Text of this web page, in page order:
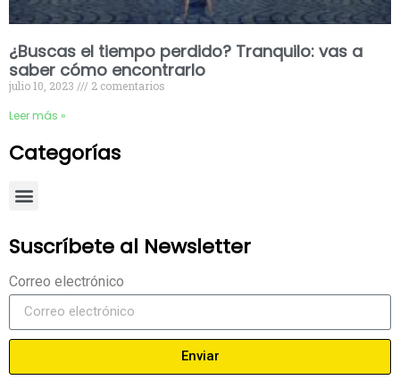
¿Buscas el tiempo perdido? Tranquilo: vas a
saber cómo encontrarlo
julio 10, 2023 2 comentarios
Leer más »
Categorías
Suscríbete al Newsletter
Correo electrónico
Enviar